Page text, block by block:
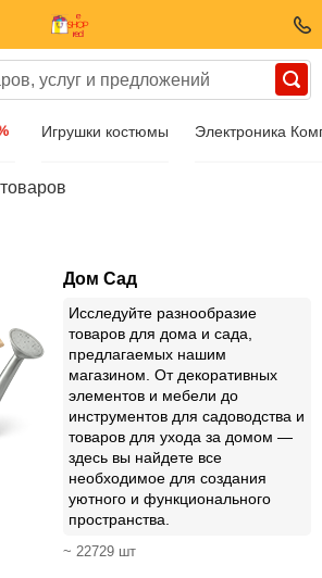
Игрушки костюмы Электроника
Дом Сад
Исследуйте разнообразие
товаров для дома и сада,
предлагаемых нашим
магазином. От декоративных
элементов и мебели до
инструментов для садоводства и
товаров для ухода за домом —
здесь вы найдете все
необходимое для создания
уютного и функционального
пространства.
~ 22729 шт